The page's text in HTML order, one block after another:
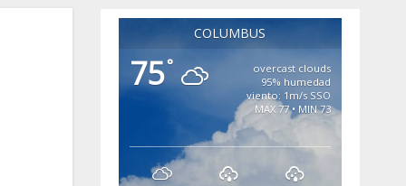
COLUMBUS
75°
overcast clouds
95% humedad
viento: 1m/s SSO
MAX 77 • MIN 73